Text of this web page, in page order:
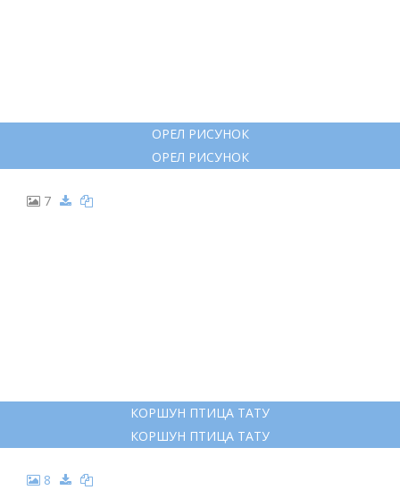
ОРЕЛ РИСУНОК
ОРЕЛ РИСУНОК
7
КОРШУН ПТИЦА ТАТУ
КОРШУН ПТИЦА ТАТУ
8